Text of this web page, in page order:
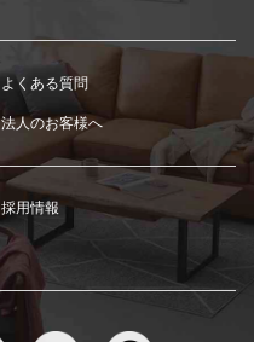
よくある質問
法人のお客様へ
採用情報